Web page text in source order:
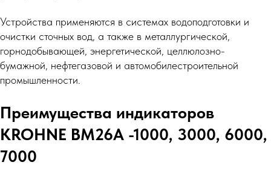
Устройства применяются в системах водоподготовки и
очистки сточных вод, а также в металлургической,
горнодобывающей, энергетической, целлюлозно-
бумажной, нефтегазовой и автомобилестроительной
промышленности.
Преимущества индикаторов
KROHNE BM26A -1000, 3000, 6000,
7000